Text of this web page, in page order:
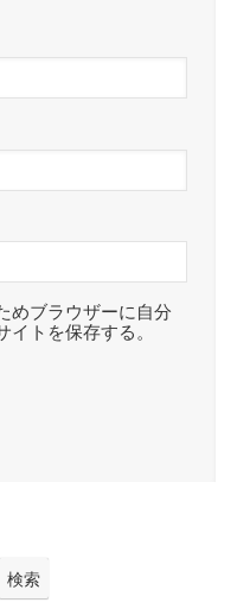
めブラウザーに自分
イトを保存する。
検索